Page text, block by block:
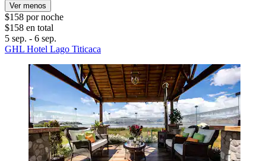
Ver menos
$158 por noche
$158 en total
5 sep. - 6 sep.
GHL Hotel Lago Titicaca